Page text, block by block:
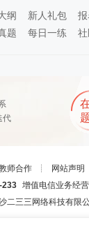
纲 新人礼包
题 每日一练
代
师合作 ┊ 网站声明
233增值电信业务经
二三三网络科技有限